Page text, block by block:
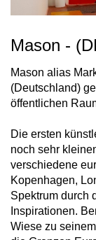
Mason -
Mason alias
(Deutschland)
öffentlichen
Die ersten
noch sehr
verschiedene
Kopenhagen,
Spektrum durch
Inspirationen.
Wiese zu